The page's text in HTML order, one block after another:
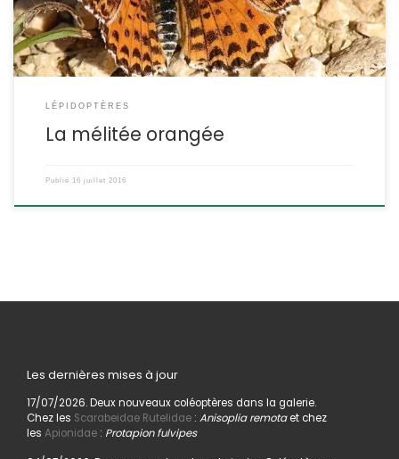
LÉPIDOPTÈRES
La mélitée orangée
Publié 16 juillet 2016
Les dernières mises à jour
17/07/2026. Deux nouveaux coléoptères dans la galerie.
Chez les Scarabeidae Rutelidae: Anisoplia remotaet chez
les Apionidae: Protapion fulvipes